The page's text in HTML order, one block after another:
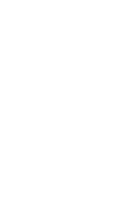
balkon nebo terasa s
je tvořen čtyřiceti